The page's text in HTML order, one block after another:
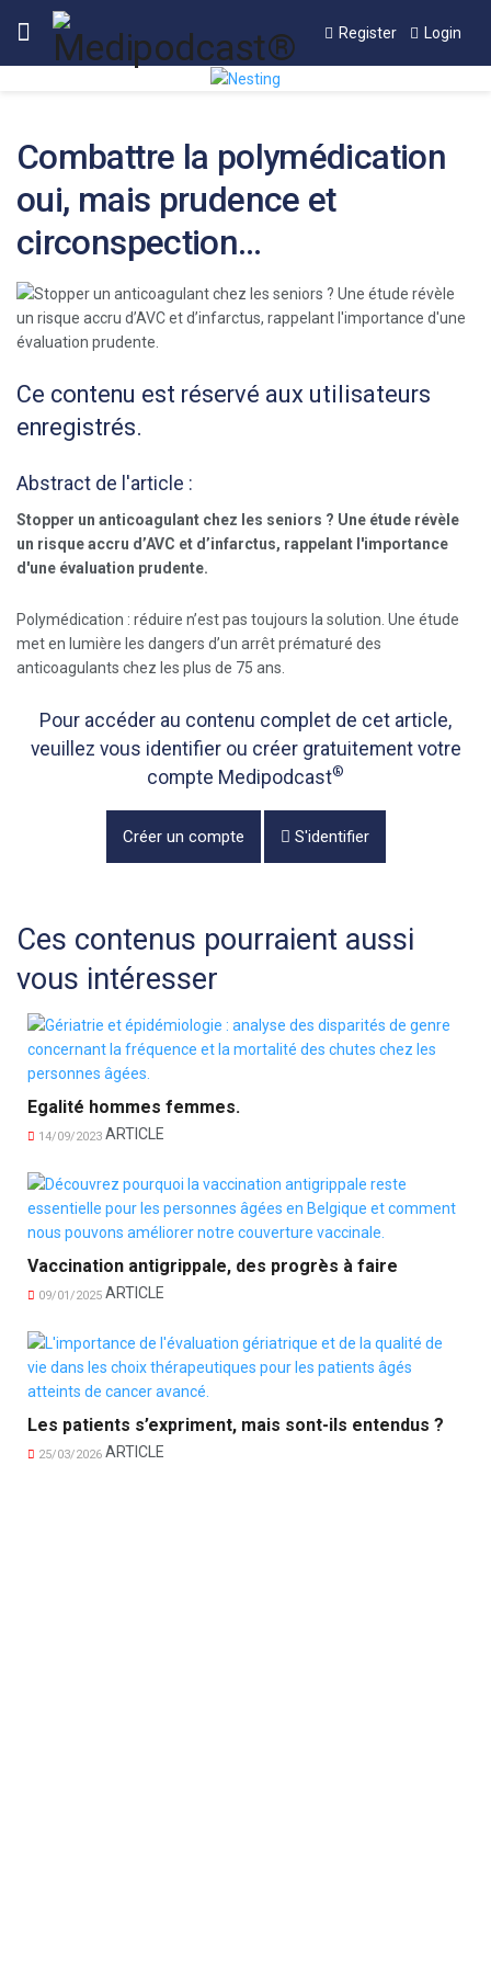
Register Login
Combattre la polymédication
oui, mais prudence et
circonspection…
Ce contenu est réservé aux utilisateurs
enregistrés.
Abstract de l'article :
Stopper un anticoagulant chez les seniors ? Une étude révèle
un risque accru d’AVC et d’infarctus, rappelant l'importance
d'une évaluation prudente.
Polymédication : réduire n’est pas toujours la solution. Une étude
met en lumière les dangers d’un arrêt prématuré des
anticoagulants chez les plus de 75 ans.
Pour accéder au contenu complet de cet article,
veuillez vous identifier ou créer gratuitement votre
compte Medipodcast®
Créer un compte S'identifier
Ces contenus pourraient aussi
vous intéresser
Egalité hommes femmes.
14/09/2023 ARTICLE
Vaccination antigrippale, des progrès à faire
09/01/2025 ARTICLE
Les patients s’expriment, mais sont-ils entendus ?
25/03/2026 ARTICLE